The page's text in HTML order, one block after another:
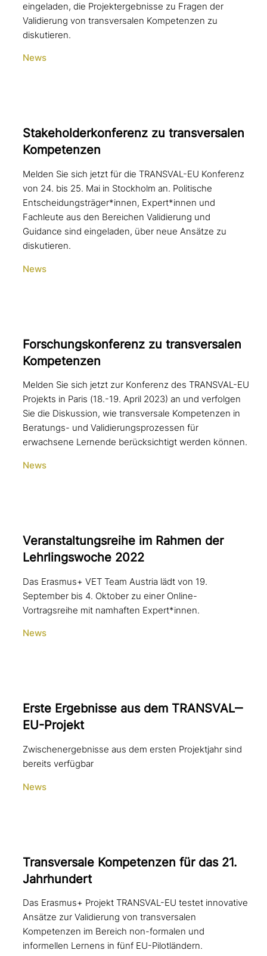
eingeladen, die Projektergebnisse zu Fragen der
Validierung von transversalen Kompetenzen zu
diskutieren.
News
Stakeholderkonferenz zu trans­ver­sa­len
Kompetenzen
Melden Sie sich jetzt für die TRANSVAL-EU Konferenz
von 24. bis 25. Mai in Stockholm an. Politische
Entscheidungsträger*innen, Expert*innen und
Fachleute aus den Bereichen Validierung und
Guidance sind eingeladen, über neue Ansätze zu
diskutieren.
News
Forschungskonferenz zu trans­ver­sa­len
Kompetenzen
Melden Sie sich jetzt zur Konferenz des TRANSVAL-EU
Projekts in Paris (18.-19. April 2023) an und verfolgen
Sie die Diskussion, wie transversale Kompetenzen in
Beratungs- und Validierungsprozessen für
erwachsene Lernende berücksichtigt werden können.
News
Veranstaltungsreihe im Rahmen der
Lehrlingswoche 2022
Das Erasmus+ VET Team Austria lädt von 19.
September bis 4. Oktober zu einer Online-
Vortragsreihe mit namhaften Expert*innen.
News
Erste Ergebnisse aus dem TRANSVAL‒
EU-Projekt
Zwischenergebnisse aus dem ersten Projektjahr sind
bereits verfügbar
News
Transversale Kompetenzen für das 21.
Jahrhundert
Das Erasmus+ Projekt TRANSVAL-EU testet innovative
Ansätze zur Validierung von transversalen
Kompetenzen im Bereich non-formalen und
informellen Lernens in fünf EU-Pilotländern.